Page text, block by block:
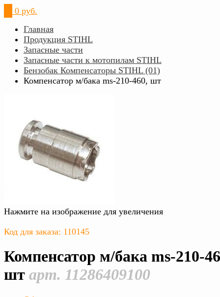
0 руб.
Главная
Продукция STIHL
Запасные части
Запасные части к мотопилам STIHL
Бензобак Компенсаторы STIHL (01)
Компенсатор м/бака ms-210-460, шт
Нажмите на изображение для увеличения
Код для заказа: 110145
Компенсатор м/бака ms-210-
шт арт. 11286409100